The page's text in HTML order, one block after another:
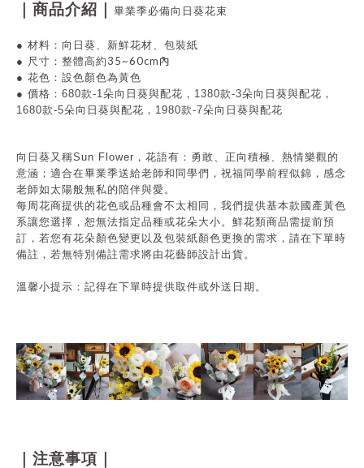
｜商品介紹｜ 畢業季必備向日葵花束
● 材料：向日葵、 新鮮花材、包裝紙
● 尺寸：整體高約35~60cm內
● 花色：設色顏色為黃色
● 價格 ：680款-1朵向日葵與配花， 1380款-3朵向日葵與配花 ，
1680款-5朵向日葵與配花 ， 1980款-7朵向日葵與配花
向日葵又稱Sun Flower，花語有：勇敢、正向積極、熱情樂觀的
意涵；適合在畢業季送給老師和同學們，祝福同學前程似錦，感念
老師如太陽般無私的陪伴與愛。
每周花商提供的花色或品種會不太相同，我們提供基本款國產黃色
系讓您選擇，恕無法指定品種或花朵大小。 鮮花類商品需提前預
訂， 若您有花朵顏色變更以及包裝紙顏色更換的需求，請在下單時
備註，若無特別備註需求將由花藝師設計出貨。
溫馨小提示：記得在下單時提供取件或外送日期。
｜注意事項｜